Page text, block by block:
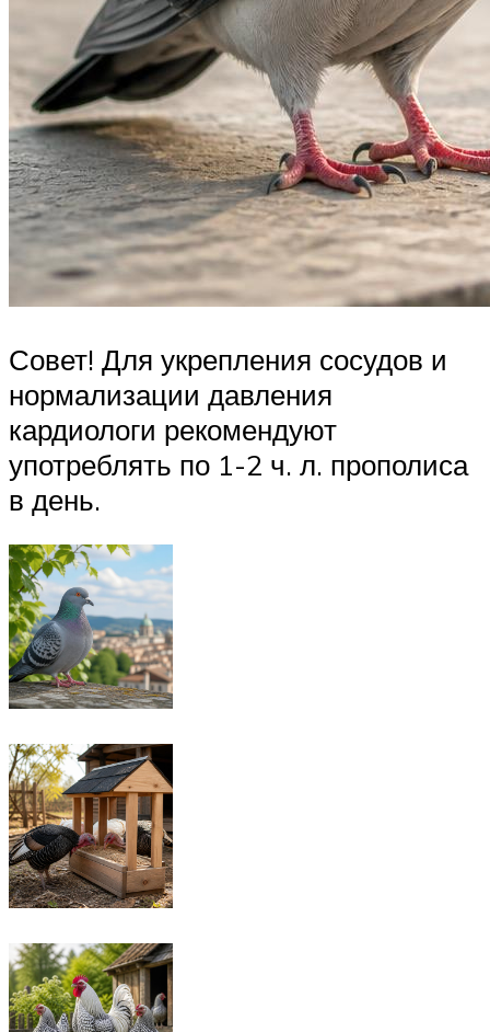
Совет! Для укрепления сосудов и
нормализации давления
кардиологи рекомендуют
употреблять по 1-2 ч. л. прополиса
в день.